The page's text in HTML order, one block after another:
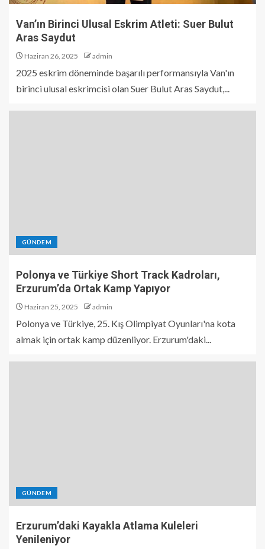
Van’ın Birinci Ulusal Eskrim Atleti: Suer Bulut
Aras Saydut
Haziran 26, 2025 admin
2025 eskrim döneminde başarılı performansıyla Van'ın
birinci ulusal eskrimcisi olan Suer Bulut Aras Saydut,...
GÜNDEM
Polonya ve Türkiye Short Track Kadroları,
Erzurum’da Ortak Kamp Yapıyor
Haziran 25, 2025 admin
Polonya ve Türkiye, 25. Kış Olimpiyat Oyunları'na kota
almak için ortak kamp düzenliyor. Erzurum'daki...
GÜNDEM
Erzurum’daki Kayakla Atlama Kuleleri
Yenileniyor